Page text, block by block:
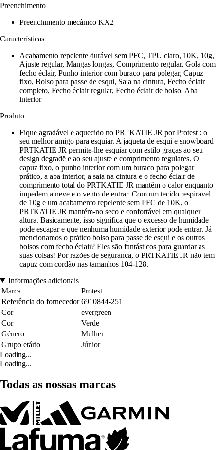
Preenchimento
Preenchimento mecânico KX2
Características
Acabamento repelente durável sem PFC, TPU claro, 10K, 10g,
Ajuste regular, Mangas longas, Comprimento regular, Gola com
fecho éclair, Punho interior com buraco para polegar, Capuz
fixo, Bolso para passe de esqui, Saia na cintura, Fecho éclair
completo, Fecho éclair regular, Fecho éclair de bolso, Aba
interior
Produto
Fique agradável e aquecido no PRTKATIE JR por Protest : o
seu melhor amigo para esquiar. A jaqueta de esqui e snowboard
PRTKATIE JR permite-lhe esquiar com estilo graças ao seu
design degradê e ao seu ajuste e comprimento regulares. O
capuz fixo, o punho interior com um buraco para polegar
prático, a aba interior, a saia na cintura e o fecho éclair de
comprimento total do PRTKATIE JR mantêm o calor enquanto
impedem a neve e o vento de entrar. Com um tecido respirável
de 10g e um acabamento repelente sem PFC de 10K, o
PRTKATIE JR mantém-no seco e confortável em qualquer
altura. Basicamente, isso significa que o excesso de humidade
pode escapar e que nenhuma humidade exterior pode entrar. Já
mencionamos o prático bolso para passe de esqui e os outros
bolsos com fecho éclair? Eles são fantásticos para guardar as
suas coisas! Por razões de segurança, o PRTKATIE JR não tem
capuz com cordão nas tamanhos 104-128.
Informações adicionais
Marca
Protest
Referência do fornecedor 6910844-251
Cor
evergreen
Cor
Verde
Género
Mulher
Grupo etário
Júnior
Loading...
Loading...
Todas as nossas marcas